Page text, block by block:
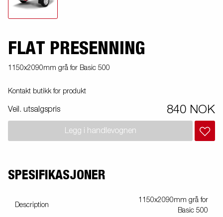
FLAT PRESENNING
1150x2090mm grå for Basic 500
Kontakt butikk for produkt
Veil. utsalgspris 840 NOK
Legg i handlevognen
SPESIFIKASJONER
Description
1150x2090mm grå for
Basic 500